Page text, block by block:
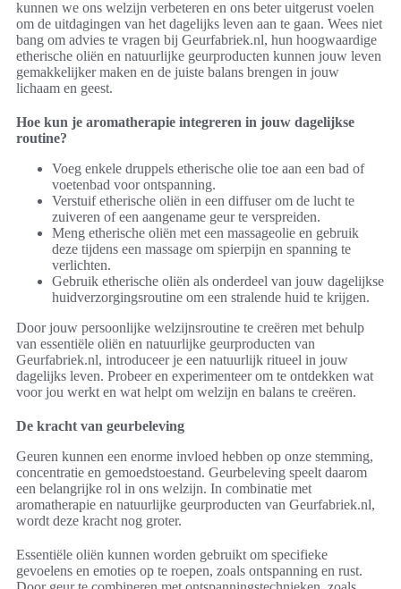
kunnen we ons welzijn verbeteren en ons beter uitgerust voelen
om de uitdagingen van het dagelijks leven aan te gaan. Wees niet
bang om advies te vragen bij Geurfabriek.nl, hun hoogwaardige
etherische oliën en natuurlijke geurproducten kunnen jouw leven
gemakkelijker maken en de juiste balans brengen in jouw
lichaam en geest.
Hoe kun je aromatherapie integreren in jouw dagelijkse
routine?
Voeg enkele druppels etherische olie toe aan een bad of
voetenbad voor ontspanning.
Verstuif etherische oliën in een diffuser om de lucht te
zuiveren of een aangename geur te verspreiden.
Meng etherische oliën met een massageolie en gebruik
deze tijdens een massage om spierpijn en spanning te
verlichten.
Gebruik etherische oliën als onderdeel van jouw dagelijkse
huidverzorgingsroutine om een stralende huid te krijgen.
Door jouw persoonlijke welzijnsroutine te creëren met behulp
van essentiële oliën en natuurlijke geurproducten van
Geurfabriek.nl, introduceer je een natuurlijk ritueel in jouw
dagelijks leven. Probeer en experimenteer om te ontdekken wat
voor jou werkt en wat helpt om welzijn en balans te creëren.
De kracht van geurbeleving
Geuren kunnen een enorme invloed hebben op onze stemming,
concentratie en gemoedstoestand. Geurbeleving speelt daarom
een belangrijke rol in ons welzijn. In combinatie met
aromatherapie en natuurlijke geurproducten van Geurfabriek.nl,
wordt deze kracht nog groter.
Essentiële oliën kunnen worden gebruikt om specifieke
gevoelens en emoties op te roepen, zoals ontspanning en rust.